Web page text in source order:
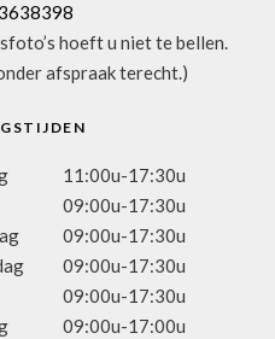
hoeft u niet te bellen.
afspraak terecht.)
11:00u-17:30u
09:00u-17:30u
09:00u-17:30u
09:00u-17:30u
09:00u-17:30u
09:00u-17:00u